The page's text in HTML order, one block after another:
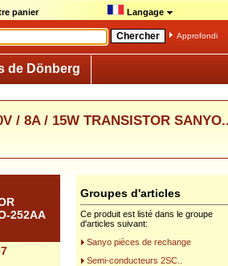
panier Langage
Approfondi
de Dönberg
/ 8A / 15W TRANSISTOR
252AA
Groupes d'articles
Ce produit est listé dans le groupe
d'articles suivant:
Sanyo pièces de rechange
Semi-conducteurs 2SC..